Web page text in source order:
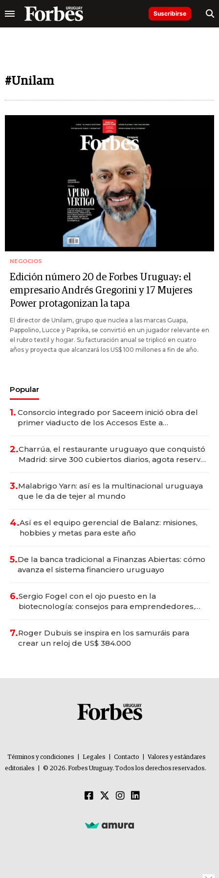
Suscribirse
#Unilam
NEGOCIOS
Edición número 20 de Forbes Uruguay: el
empresario Andrés Gregorini y 17 Mujeres
Power protagonizan la tapa
El director de Unilam, grupo que nuclea a las marcas Guapa,
Pappolino, Lucce y Paprika, se convirtió en un jugador relevante en
el rubro textil y hogar. Su facturación anual se triplicó en cuatro
años y proyecta que alcanzará los US$ 100 millones a fin de año.
Popular
1. Consorcio integrado por Saceem inició obra del
primer viaducto de los Accesos Este a
2.Charrúa, el restaurante uruguayo que conquistó
Madrid: sirve 300 cubiertos diarios, agota reservas
3.Malabrigo Yarn: así es la multinacional uruguaya
que le da de tejer al mundo
4.Así es el equipo gerencial de Balanz: misiones,
hobbies y metas para este año
5.De la banca tradicional a Finanzas Abiertas: cómo
avanza el sistema financiero uruguayo
6.Sergio Fogel con el ojo puesto en la
biotecnología: consejos para emprendedores,
7.Roger Dubuis se inspira en los samuráis para
crear un reloj de US$ 384.000
Términos y condiciones Legales Contacto
Valores y estándares
editoriales
© 2026. Forbes Uruguay. Todos los derechos reservados.